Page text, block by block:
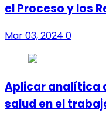
el Proceso y los
Mar 03, 2024 0
Aplicar analítica
salud en el